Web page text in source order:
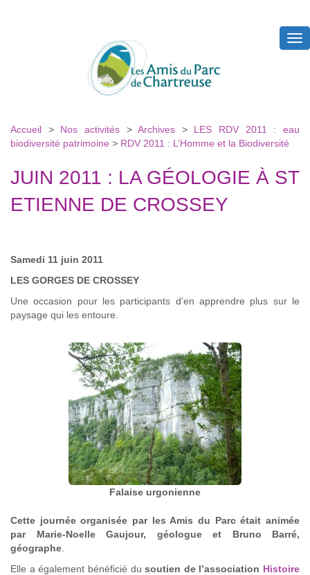
Accueil > Nos activités>Archives > LES RDV 2011 : eau
biodiversité patrimoine > RDV 2011 : L’Homme et la Biodiversité
JUIN 2011 : LA GÉOLOGIE À ST
ETIENNE DE CROSSEY
Samedi 11 juin 2011
LES GORGES DE CROSSEY
Une occasion pour les participants d’en apprendre plus sur le
paysage qui les entoure.
Falaise urgonienne
Cette journée organisée par les Amis du Parc était animée
par Marie-Noelle Gaujour, géologue et Bruno Barré,
géographe
Elle a également bénéficié dusoutien de l’association Histoire